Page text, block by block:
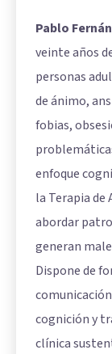
Pablo
veinte años
personas
de ánimo,
fobias,
enfoque
la Terapia de
abordar
generan
Dispone de
cognición y
clínica